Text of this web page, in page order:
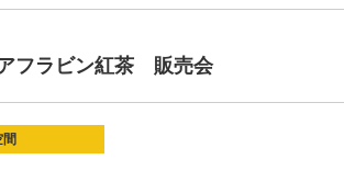
フラビン紅茶 販売会
間